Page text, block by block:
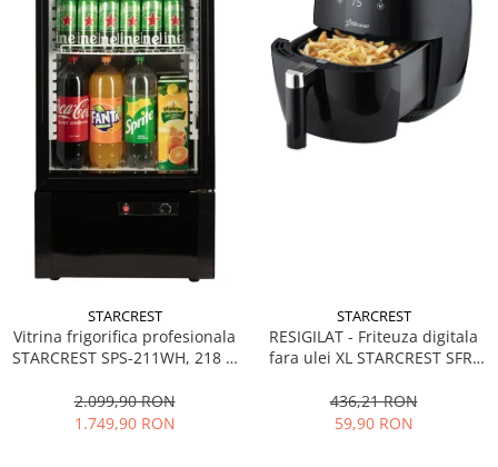
STARCREST
Vitrina frigorifica profesionala
STARCREST SPS-211WH, 218 L,
LED, H 141 cm, Negru
2.099,90 RON
1.749,90 RON
STARCREST
RESIGILAT - Friteuza digitala
fara ulei XL STARCREST SFR-
Termostat 80 - 200 °C, 8
programe predefinite, Negru
436,21 RON
59,90 RON